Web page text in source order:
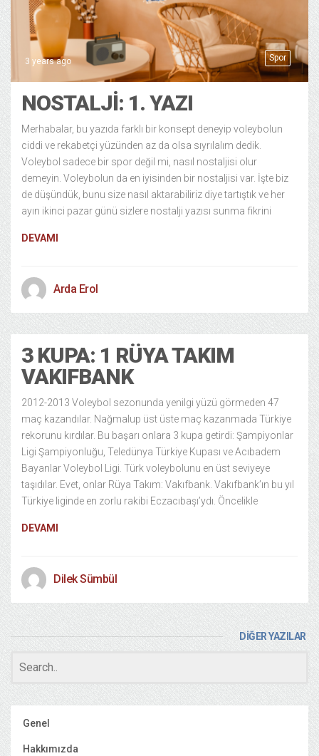
Spor
3 years ago
NOSTALJİ: 1. YAZI
Merhabalar, bu yazıda farklı bir konsept deneyip voleybolun
ciddi ve rekabetçi yüzünden az da olsa sıyrılalım dedik.
Voleybol sadece bir spor değil mi, nasıl nostaljisi olur
demeyin. Voleybolun da en iyisinden bir nostaljisi var. İşte biz
de düşündük, bunu size nasıl aktarabiliriz diye tartıştık ve her
ayın ikinci pazar günü sizlere nostalji yazısı sunma fikrini
DEVAMI
Arda Erol
3 KUPA: 1 RÜYA TAKIM
VAKIFBANK
2012-2013 Voleybol sezonunda yenilgi yüzü görmeden 47
maç kazandılar. Nağmalup üst üste maç kazanmada Türkiye
rekorunu kırdılar. Bu başarı onlara 3 kupa getirdi: Şampiyonlar
Ligi Şampiyonluğu, Teledünya Türkiye Kupası ve Acıbadem
Bayanlar Voleybol Ligi. Türk voleybolunu en üst seviyeye
taşıdılar. Evet, onlar Rüya Takım: Vakıfbank. Vakıfbank’ın bu yıl
Türkiye liginde en zorlu rakibi Eczacıbaşı’ydı. Öncelikle
DEVAMI
Dilek Sümbül
DİĞER YAZILAR
Genel
Hakkımızda